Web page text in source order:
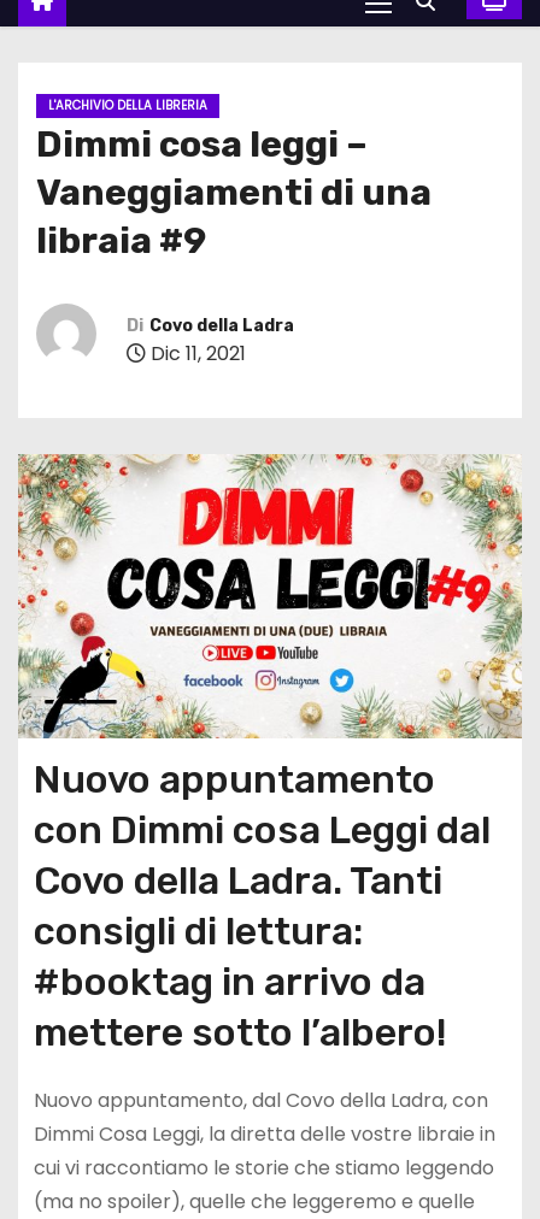
L'ARCHIVIO DELLA LIBRERIA
Dimmi cosa leggi –
Vaneggiamenti di una
libraia #9
Di Covo della Ladra
Dic 11, 2021
Nuovo appuntamento
con Dimmi cosa Leggi dal
Covo della Ladra. Tanti
consigli di lettura:
#booktag in arrivo da
mettere sotto l’albero!
Nuovo appuntamento, dal Covo della Ladra, con
Dimmi Cosa Leggi, la diretta delle vostre libraie in
cui vi raccontiamo le storie che stiamo leggendo
(ma no spoiler), quelle che leggeremo e quelle